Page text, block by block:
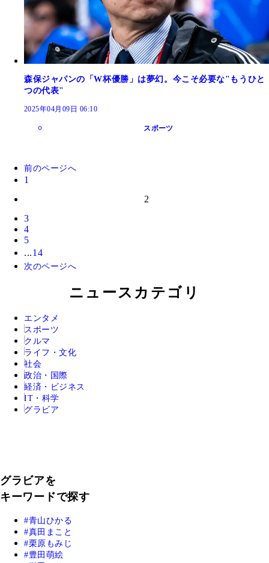
森保ジャパンの「W杯優勝」は夢幻。今こそ必要な"もうひと
つの代表"
2025年04月09日 06:10
スポーツ
前のページへ
1
2
3
4
5
...14
次のページへ
ニュースカテゴリ
エンタメ
スポーツ
クルマ
ライフ・文化
社会
政治・国際
経済・ビジネス
IT・科学
グラビア
グラビアを
キーワードで探す
青山ひかる
真田まこと
栗原もみじ
豊田萌絵